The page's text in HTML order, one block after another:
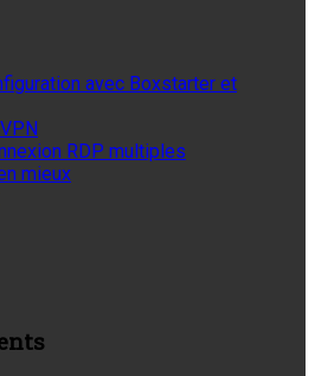
avec Boxstarter et
RDP multiples
mieux